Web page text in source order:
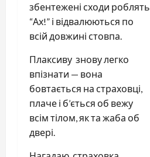
збентежені сходи роблять
“Ах!” і відвалюються по
всій довжині стовпа.
Плаксиву знову легко
впізнати — вона
бовтається на страховці,
плаче і б’ється об вежу
всім тілом, як та жаба об
двері.